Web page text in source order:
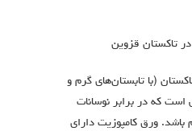
در تاکستان قزوین
(با تابستان‌های گرم و
که در برابر نوسانات
باشد. ورق کامپوزیت دارای